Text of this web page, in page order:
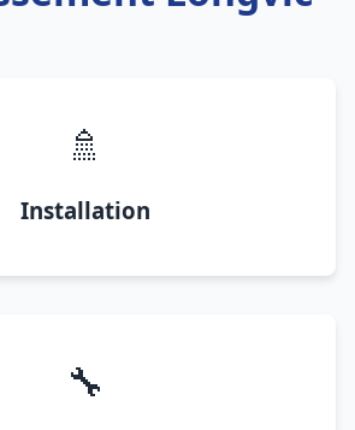
🚿
Installation
🔧